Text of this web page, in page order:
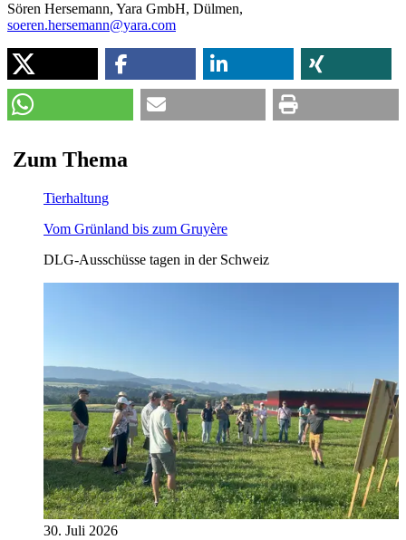
Sören Hersemann, Yara GmbH, Dülmen,
soeren.hersemann@yara.com
Zum Thema
Tierhaltung
Vom Grünland bis zum Gruyère
DLG-Ausschüsse tagen in der Schweiz
30. Juli 2026